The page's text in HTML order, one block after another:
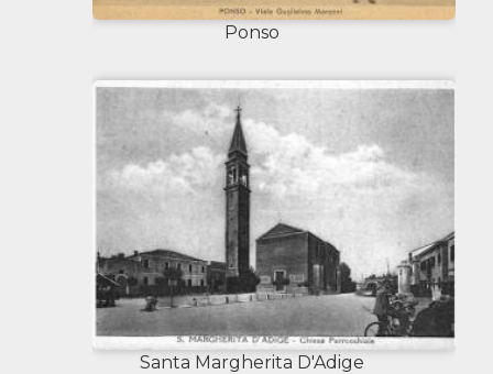
Ponso
Santa Margherita D'Adige